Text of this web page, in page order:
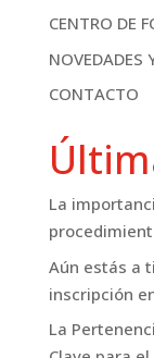
CENTRO DE
NOVEDADES
CONTACTO
La
Aún estás a
inscripción
La